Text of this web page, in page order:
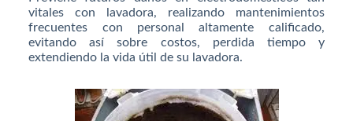
vitales con lavadora, realizando mantenimientos
frecuentes con personal altamente calificado,
evitando así sobre costos, perdida tiempo y
extendiendo la vida útil de su lavadora.